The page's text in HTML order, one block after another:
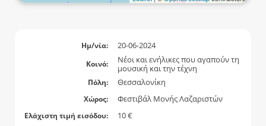
Ημ/νία: 20-06-2024
Κοινό:
Νέοι και ενήλικες που αγαπούν τη
μουσική και την τέχνη
Πόλη: Θεσσαλονίκη
Χώρος: Φεστιβάλ Μονής Λαζαριστών
Ελάχιστη τιμή εισόδου: 10 €